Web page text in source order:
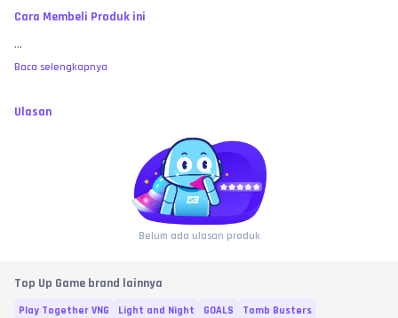
kewajiban toko kami dinyatakan selesai 100%. Saldo/paket dipastikan
item belum bertambah, pembeli wajib melampirkan video tanpa potong
bukti valid investigasi.
pembayaran di toko ini, pembeli dianggap telah membaca, memahami,
seluruh syarat, ketentuan, serta batas garansi yang
berlaku di atas. No refund atas kesalahan murni user, bre! 🧐
Cara Membeli Produk ini
...
Baca selengkapnya
Ulasan
Belum ada ulasan produk
Top Up Game brand lainnya
Play Together VNG Light and Night GOALS
Tomb Busters